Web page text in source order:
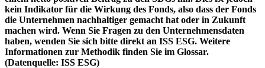
kein Indikator für die Wirkung des Fonds, also dass der Fonds
die Unternehmen nachhaltiger gemacht hat oder in Zukunft
machen wird. Wenn Sie Fragen zu den Unternehmensdaten
haben, wenden Sie sich bitte direkt an ISS ESG. Weitere
Informationen zur Methodik finden Sie im Glossar.
(Datenquelle: ISS ESG)